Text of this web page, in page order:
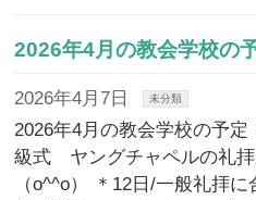
2026年4月の教会学校の
2026年4月7日 未分類
2026年4月の教会学校の予
級式 ヤングチャペルの礼拝
（o^^o） ＊12日/一般礼拝に